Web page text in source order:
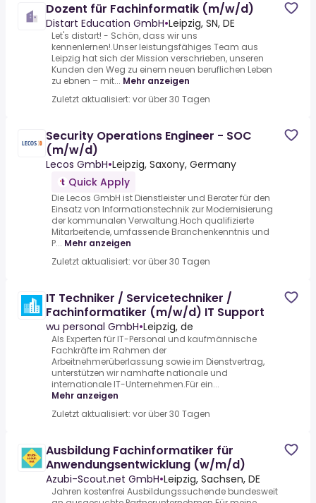
Dozent für Fachinformatik (m/w/d)
Distart Education GmbH•Leipzig, SN, DE
Let's distart! - Schön, dass wir uns
kennenlernen!.Unser leistungsfähiges Team aus
Leipzig hat sich der Mission verschrieben, unseren
Kunden den Weg zu einem neuen beruflichen Leben
zu ebnen – mit... Mehr anzeigen
Zuletzt aktualisiert: vor über 30 Tagen
Security Operations Engineer - SOC
(m/w/d)
Lecos GmbH•Leipzig, Saxony, Germany
Quick Apply
Die Lecos GmbH ist Dienstleister und Berater für den
Einsatz von Informationstechnik zur Modernisierung
der kommunalen Verwaltung.Hoch qualifizierte
Mitarbeitende, umfassende Branchenkenntnis und
P... Mehr anzeigen
Zuletzt aktualisiert: vor über 30 Tagen
IT Techniker / Servicetechniker /
Fachinformatiker (m/w/d) IT Support
wu personal GmbH•Leipzig, de
Als Experten für IT-Personal und kaufmännische
Fachkräfte im Rahmen der
Arbeitnehmerüberlassung sowie im Dienstvertrag,
unterstützen wir namhafte nationale und
internationale IT-Unternehmen.Für ein...
Mehr anzeigen
Zuletzt aktualisiert: vor über 30 Tagen
Ausbildung Fachinformatiker für
Anwendungsentwicklung (w/m/d)
Azubi-Scout.net GmbH•Leipzig, Sachsen, DE
Jahren kostenfrei Ausbildungssuchende bundesweit